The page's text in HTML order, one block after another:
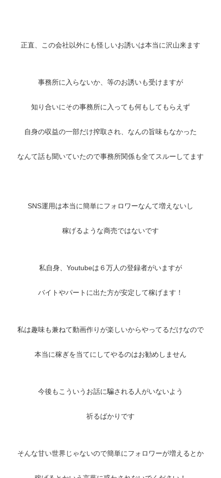
正直、この会社以外にも怪しいお誘いは本当に沢山来ます
事務所に入らないか、等のお誘いも受けますが
知り合いにその事務所に入っても何もしてもらえず
自身の収益の一部だけ搾取され、なんの旨味もなかった
なんて話も聞いていたので事務所関係も全てスルーしてます
SNS運用は本当に簡単にフォロワーなんて増えないし
稼げるような商売ではないです
私自身、Youtubeは６万人の登録者がいますが
バイトやパートに出た方が安定して稼げます！
私は趣味も兼ねて動画作りが楽しいからやってるだけなので
本当に稼ぎを当てにしてやるのはお勧めしません
今後もこういうお話に騙される人がいないよう
祈るばかりです
そんな甘い世界じゃないので簡単にフォロワーが増えるとか